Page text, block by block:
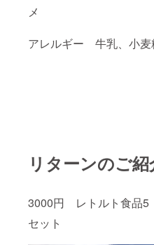
メ
アレルギー 牛乳、小麦
リターンのご紹
3000円 レトルト食品5
セット